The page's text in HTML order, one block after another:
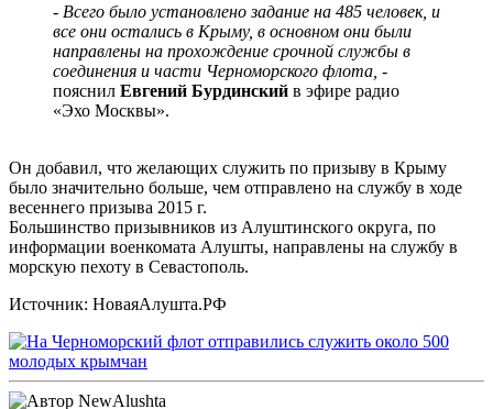
- Всего было установлено задание на 485 человек, и
все они остались в Крыму, в основном они были
направлены на прохождение срочной службы в
соединения и части Черноморского флота, -
пояснил Евгений Бурдинский в эфире радио
«Эхо Москвы».
Он добавил, что желающих служить по призыву в Крыму
было значительно больше, чем отправлено на службу в ходе
весеннего призыва 2015 г.
Большинство призывников из Алуштинского округа, по
информации военкомата Алушты, направлены на службу в
морскую пехоту в Севастополь.
Источник: НоваяАлушта.РФ